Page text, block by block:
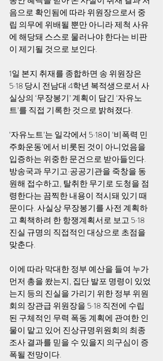
음으로 확인됨에 따라 위원장으로서 중
립 의무에 위배될 뿐만 아니라 제척 사유
에 해당돼 스스로 물러나야 한다는 비판
이 제기될 것으로 보인다.
1일 본지 취재를 종합하면 송 위원장은
5·18 당시 전남대 4학년 복적생으로서 사
실상의 ‘무장봉기’ 계획이 담긴 ‘자유노
트’를 직접 기록한 것으로 밝혀졌다.
‘자유노트’는 일각에서 5·18이 ‘비폭력 민
주화운동’에서 비롯된 것이 아니었음을
입증하는 위중한 문건으로 받아들인다.
방송국과 무기고·공공기관을 죽창을 동
원해 접수하고, 탈취한 무기로 도청을 점
령한다는 끔찍한 내용이 적시돼 있기 때
문이다. 사실상 무장봉기를 사전 계획하
고 획책하려 한 항쟁계획서로 보고 5·18
진실 규명의 직접적인 대상으로 초점을
맞춘다.
이에 따라 막대한 정부 예산을 들여 누가
먼저 총을 쐈는지, 집단 발포 명령이 있었
는지 등의 진실을 가리기 위한 정부 위원
회의 장관급 위원장을 5·18 직전에 수립
된 구체적인 무력 폭동 계획에 관여한 인
물이 맡고 있어 진상규명위원회의 최종
조사 결과를 믿을 수 있을지 의구심이 증
폭될 전망이다.